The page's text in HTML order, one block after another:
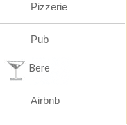
Pizzerie
Pub
Bere
Airbnb